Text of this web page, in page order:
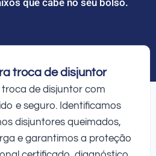
troca de disjuntor
troca de disjuntor com
e seguro. Identificamos
disjuntores queimados,
e garantimos a proteção